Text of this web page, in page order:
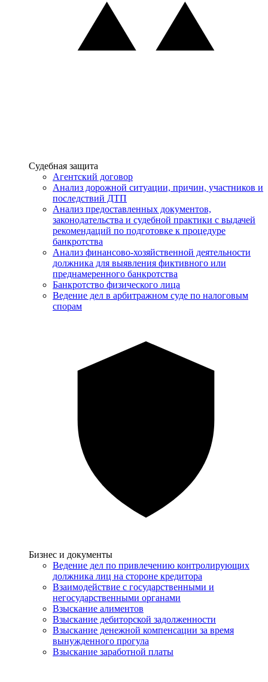
Услуги
Судебная защита
Агентский договор
Анализ дорожной ситуации, причин, участников и
последствий ДТП
Анализ предоставленных документов,
законодательства и судебной практики с выдачей
рекомендаций по подготовке к процедуре
банкротства
Анализ финансово-хозяйственной деятельности
должника для выявления фиктивного или
преднамеренного банкротства
Банкротство физического лица
Ведение дел в арбитражном суде по налоговым
спорам
Услуги
Бизнес и документы
Ведение дел по привлечению контролирующих
должника лиц на стороне кредитора
Взаимодействие с государственными и
негосударственными органами
Взыскание алиментов
Взыскание дебиторской задолженности
Взыскание денежной компенсации за время
вынужденного прогула
Взыскание заработной платы